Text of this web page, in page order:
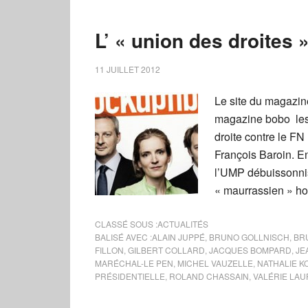
L’ « union des droites
11 JUILLET 2012
Le site du
magazine bobo
droite contre le
François Baroin.
l’UMP
« maurrassien »
CLASSÉ SOUS :ACTUALITÉS
BALISÉ AVEC :ALAIN JUPPÉ BRUNO GOLLNISCH
FILLON GILBERT COLLARD JACQUES BOMPARD
MARÉCHAL-LE PEN MICHEL VAUZELLE NATHALIE
PRÉSIDENTIELLE ROLAND CHASSAIN VALÉRIE